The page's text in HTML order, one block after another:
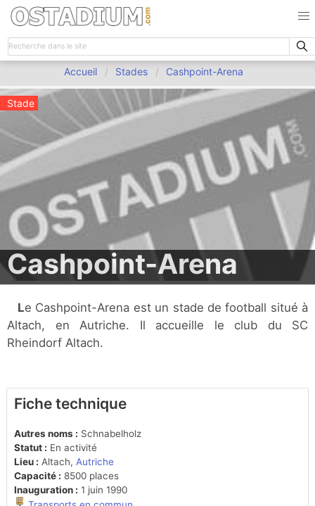
Accueil Stades Cashpoint-Arena
Stade
Cashpoint-Arena
Le Cashpoint-Arena est un stade de football situé à
Altach, en Autriche. Il accueille le club du SC
Rheindorf Altach.
Fiche technique
Autres noms : Schnabelholz
Statut : En activité
Lieu : Altach, Autriche
Capacité : 8500 places
Inauguration : 1 juin 1990